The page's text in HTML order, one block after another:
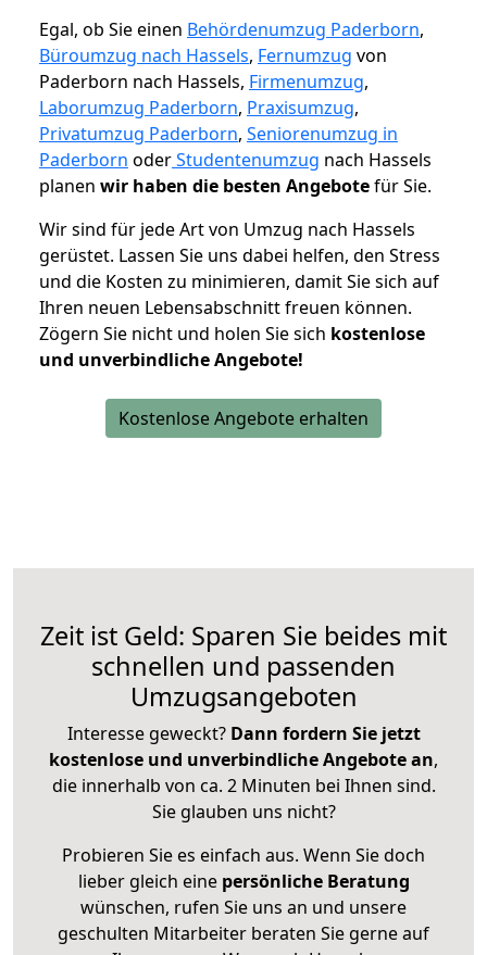
Egal, ob Sie einen Behördenumzug Paderborn,
Büroumzug nach Hassels, Fernumzug von
Paderborn nach Hassels, Firmenumzug,
Laborumzug Paderborn, Praxisumzug,
Privatumzug Paderborn, Seniorenumzug in
Paderborn oderStudentenumzug nach Hassels
planen wir haben die besten Angebotefür Sie.
Wir sind für jede Art von Umzug nach Hassels
gerüstet. Lassen Sie uns dabei helfen, den Stress
und die Kosten zu minimieren, damit Sie sich auf
Ihren neuen Lebensabschnitt freuen können.
Zögern Sie nicht und holen Sie sich kostenlose
und unverbindliche Angebote!
Kostenlose Angebote erhalten
Zeit ist Geld: Sparen Sie beides mit
schnellen und passenden
Umzugsangeboten
Interesse geweckt? Dann fordern Sie jetzt
kostenlose und unverbindliche Angebote an,
die innerhalb von ca. 2 Minuten bei Ihnen sind.
Sie glauben uns nicht?
Probieren Sie es einfach aus. Wenn Sie doch
lieber gleich eine persönliche Beratung
wünschen, rufen Sie uns an und unsere
geschulten Mitarbeiter beraten Sie gerne auf